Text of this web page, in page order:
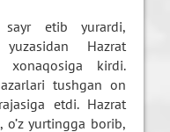
etib yurardi,
Hazrat
xonaqosiga kirdi.
tushgan on
etdi. Hazrat
yurtingga borib,